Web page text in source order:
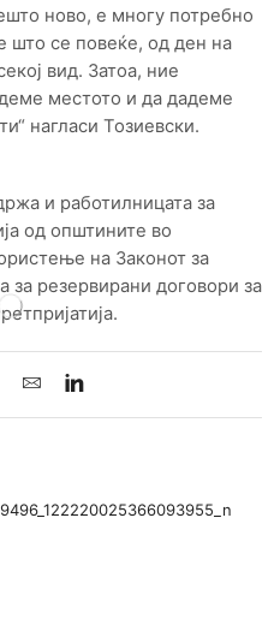
ново, е многу потребно
што се повеќе, од ден на
вид. Затоа, ние
местото и да дадеме
нагласи Тозиевски.
и работилницата за
од општините во
на Законот за
за резервирани договори за